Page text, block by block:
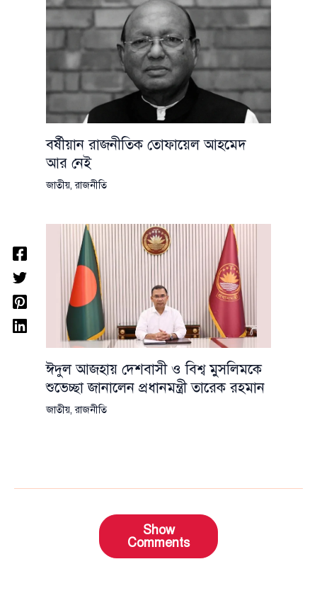
বর্ষীয়ান রাজনীতিক তোফায়েল আহমেদ
আর নেই
জাতীয়,রাজনীতি
ঈদুল আজহায় দেশবাসী ও বিশ্ব মুসলিমকে
শুভেচ্ছা জানালেন প্রধানমন্ত্রী তারেক রহমান
জাতীয়,রাজনীতি
Show
Comments